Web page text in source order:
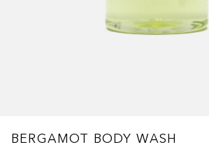
BERGAMOT BODY WASH